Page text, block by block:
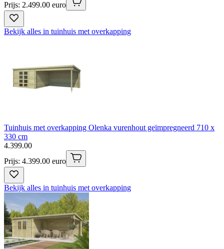
Prijs: 2.499.00 euro
Bekijk alles in tuinhuis met overkapping
Tuinhuis met overkapping Olenka vurenhout geïmpregneerd 710 x
330 cm
4.399.00
Prijs: 4.399.00 euro
Bekijk alles in tuinhuis met overkapping